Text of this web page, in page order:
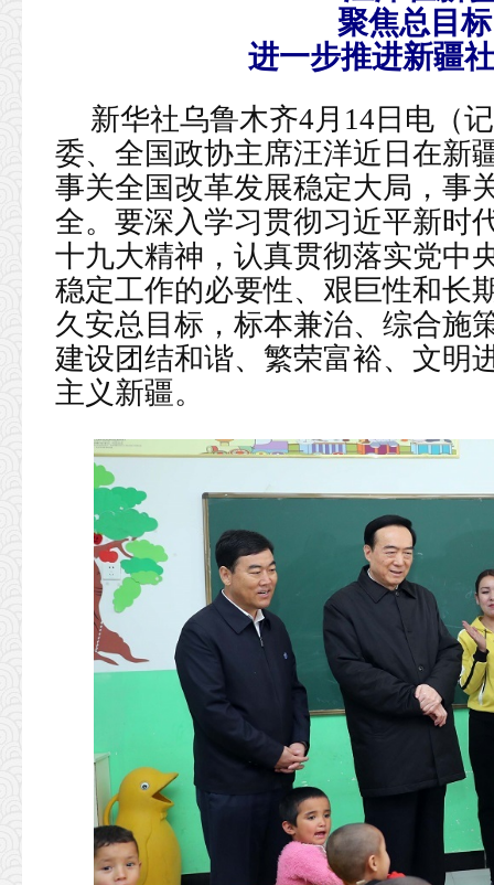
聚焦总目标
进一步推进新疆
新华社乌鲁木齐4月14日电（
委、全国政协主席汪洋近日在新
事关全国改革发展稳定大局，事
全。要深入学习贯彻习近平新时
十九大精神，认真贯彻落实党中
稳定工作的必要性、艰巨性和长
久安总目标，标本兼治、综合施
建设团结和谐、繁荣富裕、文明
主义新疆。